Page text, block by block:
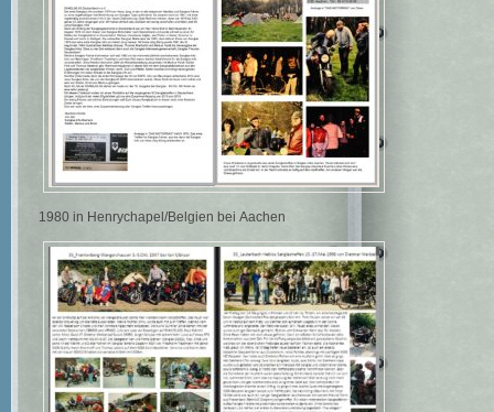
1980 in Henrychapel/Belgien bei Aachen